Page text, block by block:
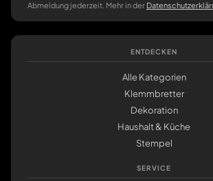
Abmeldung jederzeit. Mehr in der
ENTDECKEN
Alle Kategorien
Klemmbretter
Dekoration
Haushalt & Küche
Stempel
SERVICE